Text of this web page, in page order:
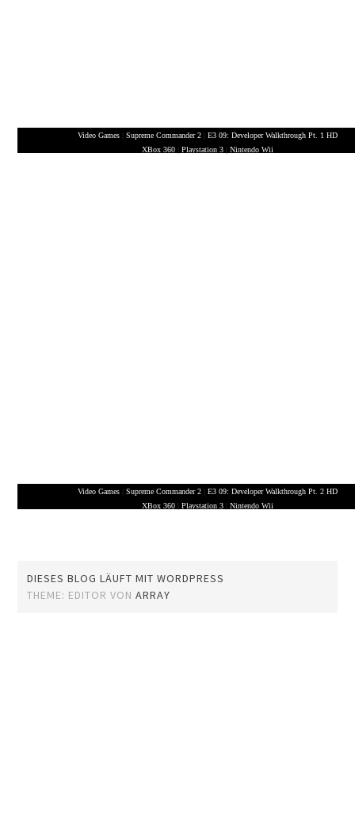
Video Games |Supreme Commander 2 |E3 09: Developer Walkthrough Pt. 1 HD
XBox 360 |Playstation 3 |Nintendo Wii
Video Games |Supreme Commander 2 |E3 09: Developer Walkthrough Pt. 2 HD
XBox 360 |Playstation 3 |Nintendo Wii
DIESES BLOG LÄUFT MIT WORDPRESS
THEME: EDITOR VONARRAY